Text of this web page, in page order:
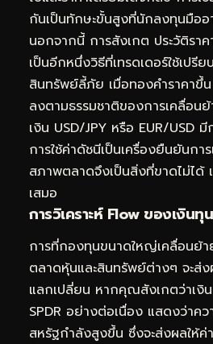
กันเป็นทักษะขั้นสูงที่นักลงทุนมือ
นอกจากนี้ การสังเกต ประวัติรา
เป็นอีกหนึ่งวิธีที่เทรดเดอร์ใช้เปรี
สินทรัพย์ลี้ภัย เมื่อทองคำราคาขึ้
ลงตามธรรมชาติของการเคลื่อน
เงิน USD/JPY หรือ EUR/USD มี
การใช้ค่าดัชนีเป็นเครื่องยืนยันก
สภาพตลาดจึงเป็นสิ่งที่ขาดไม่ได้
เสมอ
การวิเคราะห์ Flow ของเงินทุ
การที่กองทุนขนาดใหญ่เคลื่อนย้า
ตลาดหุ้นและสินทรัพย์ต่างๆ จะส่
แลกเปลี่ยน หากคุณสังเกตว่าเงิ
SPDR อย่างต่อเนื่อง แสดงว่าค
สหรัฐกำลังสูงขึ้น ซึ่งจะส่งผลให้ค่